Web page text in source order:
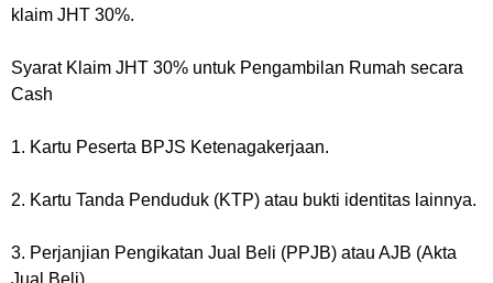
klaim JHT 30%.
Syarat Klaim JHT 30% untuk Pengambilan Rumah secara
Cash
1. Kartu Peserta BPJS Ketenagakerjaan.
2. Kartu Tanda Penduduk (KTP) atau bukti identitas lainnya.
3. Perjanjian Pengikatan Jual Beli (PPJB) atau AJB (Akta